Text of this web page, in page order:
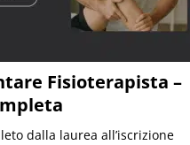
Fisioterapista –
dalla laurea all’iscrizione